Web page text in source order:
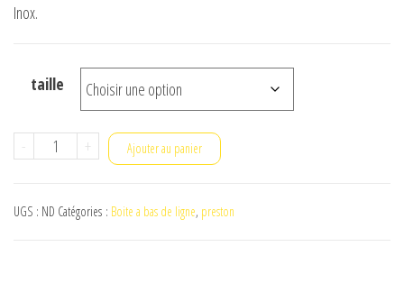
Inox.
taille
-
quantité
store
+ Ajouter au panier
UGS : ND Catégories : Boite a bas de ligne, preston